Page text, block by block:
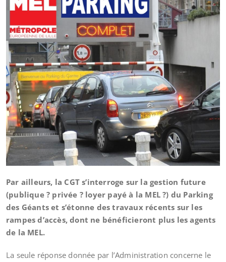
Par ailleurs, la CGT s’interroge sur la gestion future
(publique ? privée ? loyer payé à la MEL ?) du Parking
des Géants et s’étonne des travaux récents sur les
rampes d’accès, dont ne bénéficieront plus les agents
de la MEL.
La seule réponse donnée par l’Administration concerne le